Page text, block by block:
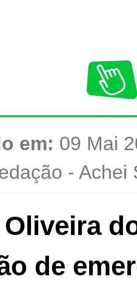
em: 09 Mai
- Achei
Oliveira
de